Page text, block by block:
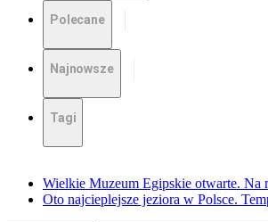
Polecane
Najnowsze
Tagi
Wielkie Muzeum Egipskie otwarte. Na
Oto najcieplejsze jeziora w Polsce.